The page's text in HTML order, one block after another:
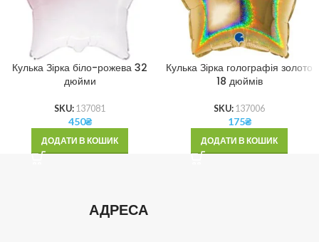
Кулька Зірка біло-рожева 32
дюйми
SKU: 137081
450₴
ДОДАТИ В КОШИК
Кулька Зірка голографія золото
18 дюймів
SKU: 137006
175₴
ДОДАТИ В КОШИК
АДРЕСА